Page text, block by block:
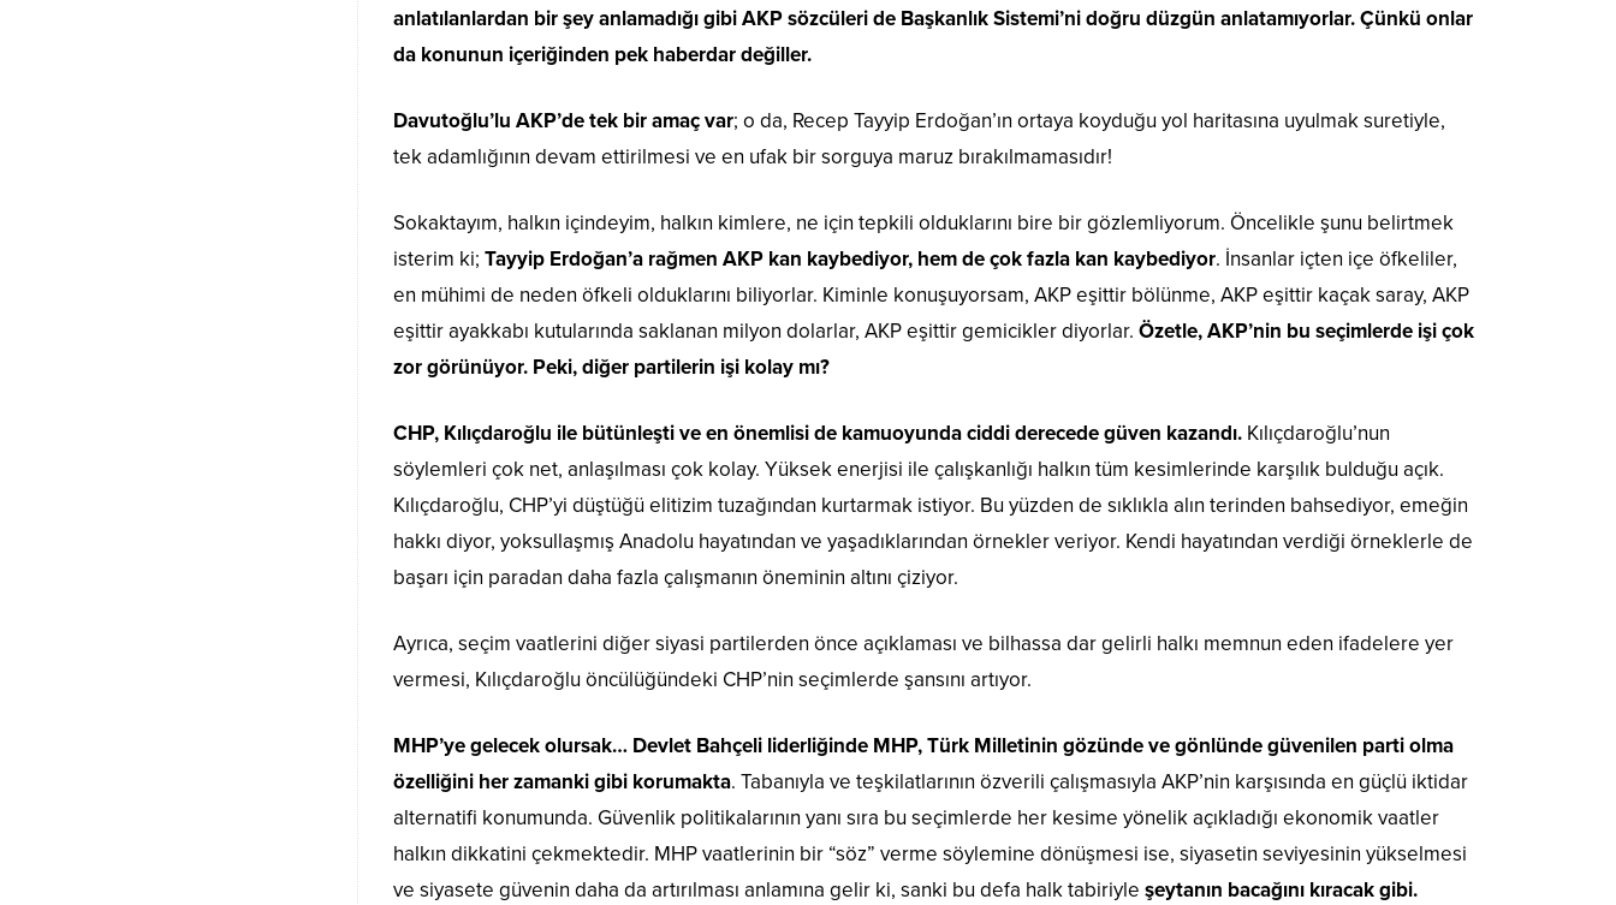
anlatılanlardan bir şey anlamadığı gibi AKP sözcüleri de Başkanlık Sistemi’ni doğru düzgün anlatamıyorlar. Çünkü onlar
da konunun içeriğinden pek haberdar değiller.
Davutoğlu’lu AKP’de tek bir amaç var; o da, Recep Tayyip Erdoğan’ın ortaya koyduğu yol haritasına uyulmak suretiyle,
tek adamlığının devam ettirilmesi ve en ufak bir sorguya maruz bırakılmamasıdır!
Sokaktayım, halkın içindeyim, halkın kimlere, ne için tepkili olduklarını bire bir gözlemliyorum. Öncelikle şunu belirtmek
isterim ki; Tayyip Erdoğan’a rağmen AKP kan kaybediyor, hem de çok fazla kan kaybediyor. İnsanlar içten içe öfkeliler,
en mühimi de neden öfkeli olduklarını biliyorlar. Kiminle konuşuyorsam, AKP eşittir bölünme, AKP eşittir kaçak saray, AKP
eşittir ayakkabı kutularında saklanan milyon dolarlar, AKP eşittir gemicikler diyorlar. Özetle, AKP’nin bu seçimlerde işi çok
zor görünüyor. Peki, diğer partilerin işi kolay mı?
CHP, Kılıçdaroğlu ile bütünleşti ve en önemlisi de kamuoyunda ciddi derecede güven kazandı. Kılıçdaroğlu’nun
söylemleri çok net, anlaşılması çok kolay. Yüksek enerjisi ile çalışkanlığı halkın tüm kesimlerinde karşılık bulduğu açık.
Kılıçdaroğlu, CHP’yi düştüğü elitizim tuzağından kurtarmak istiyor. Bu yüzden de sıklıkla alın terinden bahsediyor, emeğin
hakkı diyor, yoksullaşmış Anadolu hayatından ve yaşadıklarından örnekler veriyor. Kendi hayatından verdiği örneklerle de
başarı için paradan daha fazla çalışmanın öneminin altını çiziyor.
Ayrıca, seçim vaatlerini diğer siyasi partilerden önce açıklaması ve bilhassa dar gelirli halkı memnun eden ifadelere yer
vermesi, Kılıçdaroğlu öncülüğündeki CHP’nin seçimlerde şansını artıyor.
MHP’ye gelecek olursak… Devlet Bahçeli liderliğinde MHP, Türk Milletinin gözünde ve gönlünde güvenilen parti olma
özelliğini her zamanki gibi korumakta. Tabanıyla ve teşkilatlarının özverili çalışmasıyla AKP’nin karşısında en güçlü iktidar
alternatifi konumunda. Güvenlik politikalarının yanı sıra bu seçimlerde her kesime yönelik açıkladığı ekonomik vaatler
halkın dikkatini çekmektedir. MHP vaatlerinin bir “söz” verme söylemine dönüşmesi ise, siyasetin seviyesinin yükselmesi
ve siyasete güvenin daha da artırılması anlamına gelir ki, sanki bu defa halk tabiriyle şeytanın bacağını kıracak gibi.